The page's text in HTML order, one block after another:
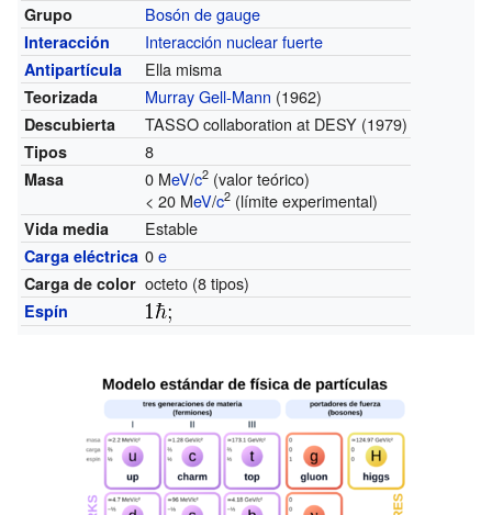
Grupo Bosón de gauge
Interacción Interacción nuclear fuerte
Antipartícula Ella misma
Teorizada Murray Gell-Mann (1962)
Descubierta TASSO collaboration at DESY (1979)
Tipos 8
Masa 0 MeV/c2 (valor teórico)
< 20 MeV/c2 (límite experimental)
Vida media Estable
Carga eléctrica 0e
Carga de color octeto (8 tipos)
Espín